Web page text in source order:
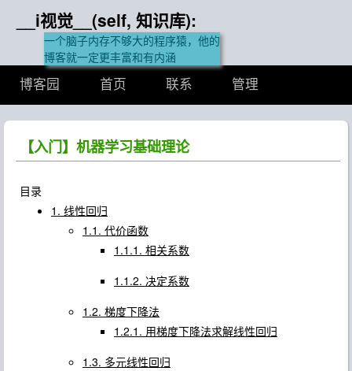
__i视觉__(self, 知识库):
一个脑子内存不够大的程序猿，他的
博客就一定更丰富和有内涵
博客园 首页 联系 管理
【入门】机器学习基础理论
目录
1. 线性回归
1.1. 代价函数
1.1.1. 相关系数
1.1.2. 决定系数
1.2. 梯度下降法
1.2.1. 用梯度下降法求解线性回归
1.3. 多元线性回归